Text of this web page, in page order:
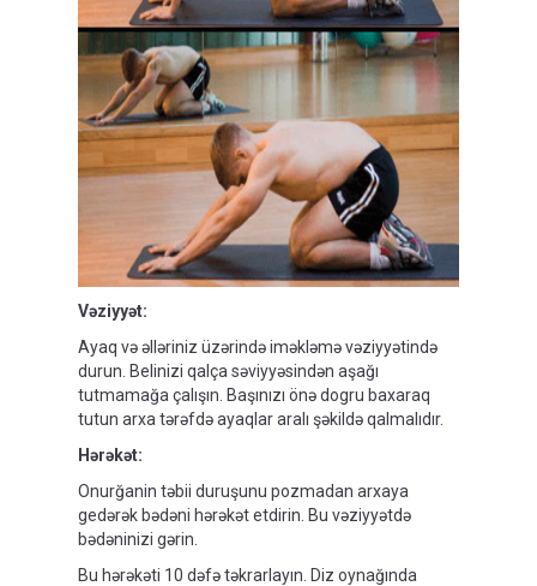
Vəziyyət:
Ayaq və əlləriniz üzərində iməkləmə vəziyyətində
durun. Belinizi qalça səviyyəsindən aşağı
tutmamağa çalışın. Başınızı önə dogru baxaraq
tutun arxa tərəfdə ayaqlar aralı şəkildə qalmalıdır.
Hərəkət:
Onurğanin təbii duruşunu pozmadan arxaya
gedərək bədəni hərəkət etdirin. Bu vəziyyətdə
bədəninizi gərin.
Bu hərəkəti 10 dəfə təkrarlayın. Diz oynağında